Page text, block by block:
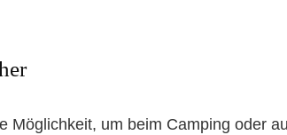
Möglichkeit, um beim Camping oder